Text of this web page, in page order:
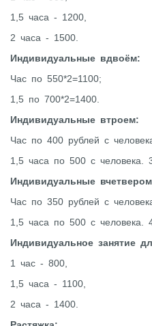
1,5 часа - 1200,
2 часа - 1500.
Индивидуальные вдвоём:
Час по 550*2=1100;
1,5 по 700*2=1400.
Индивидуальные втроем:
Час по 400 рублей с
1,5 часа по 500 с человека.
Индивидуальные
Час по 350 рублей с
1,5 часа по 500 с человека.
Индивидуальное занятие
1 час - 800,
1,5 часа - 1100,
2 часа - 1400.